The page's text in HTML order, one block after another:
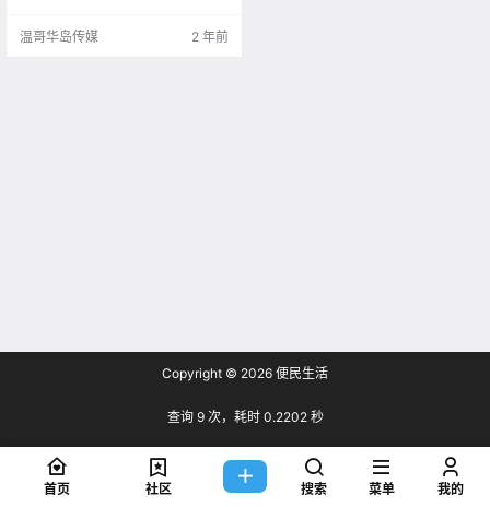
温哥华岛传媒 2 年前
Copyright © 2026 便民生活
查询 9 次，耗时 0.2202 秒
首页 社区 搜索 菜单 我的